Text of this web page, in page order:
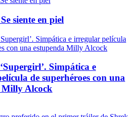
siente en piel
Simpática e
de superhéroes con una
Milly Alcock